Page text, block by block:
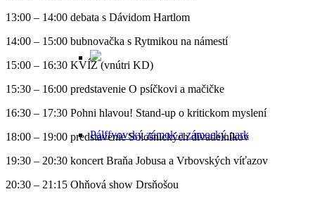
Pálffyovský zámok a zámocký park
13:00 – 14:00 debata s Dávidom Hartlom
14:00 – 15:00 bubnovačka s Rytmikou na námestí
15:00 – 16:30 KVÍZ (vnútri KD)
15:30 – 16:00 predstavenie O psíčkovi a mačičke
16:30 – 17:30 Pohni hlavou! Stand-up o kritickom myslení
18:00 – 19:00 predstavenie Sološnických divadelníkov
19:30 – 20:30 koncert Braňa Jobusa a Vrbovských víťazov
20:30 – 21:15 Ohňová show Drsňošou